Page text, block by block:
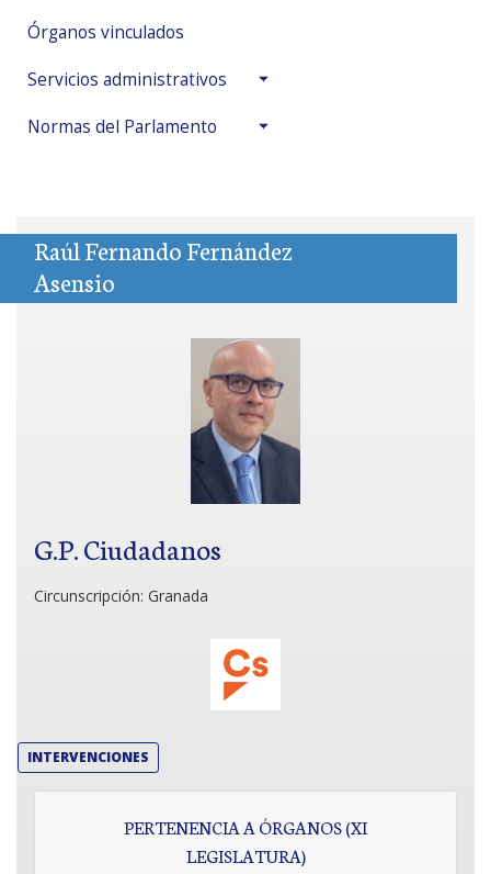
Órganos vinculados
Servicios administrativos
Normas del Parlamento
Raúl Fernando Fernández
Asensio
G.P. Ciudadanos
Circunscripción: Granada
INTERVENCIONES
PERTENENCIA A ÓRGANOS (XI
LEGISLATURA)